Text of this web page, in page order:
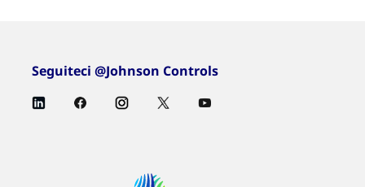
Seguiteci @Johnson Controls